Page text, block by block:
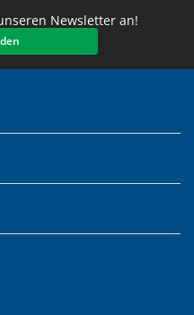
Newsletter an!